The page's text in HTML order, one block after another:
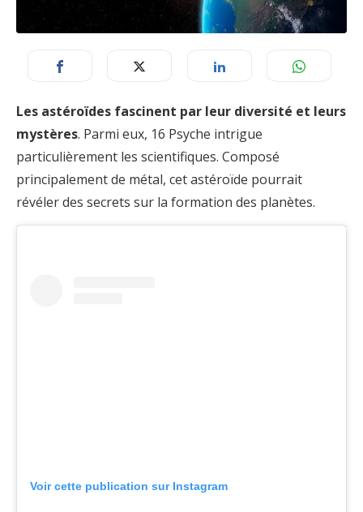
Les astéroïdes fascinent par leur diversité et leurs
mystères. Parmi eux, 16 Psyche intrigue
particulièrement les scientifiques. Composé
principalement de métal, cet astéroïde pourrait
révéler des secrets sur la formation des planètes.
Voir cette publication sur Instagram